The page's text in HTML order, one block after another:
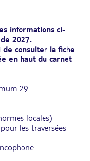
informations ci-
2027.
consulter la fiche
en haut du carnet
29
locales)
les traversées